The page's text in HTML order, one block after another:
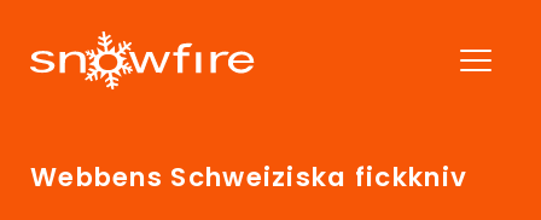
Webbens Schweiziska fickkniv